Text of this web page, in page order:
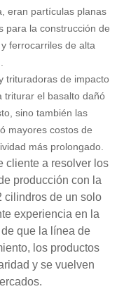
eran partículas planas
para la construcción de
ferrocarriles de alta
trituradoras de impacto
triturar el basalto dañó
sino también las
mayores costos de
más prolongado.
cliente a resolver los
producción con la
cilindros de un solo
experiencia en la
que la línea de
los productos
y se vuelven